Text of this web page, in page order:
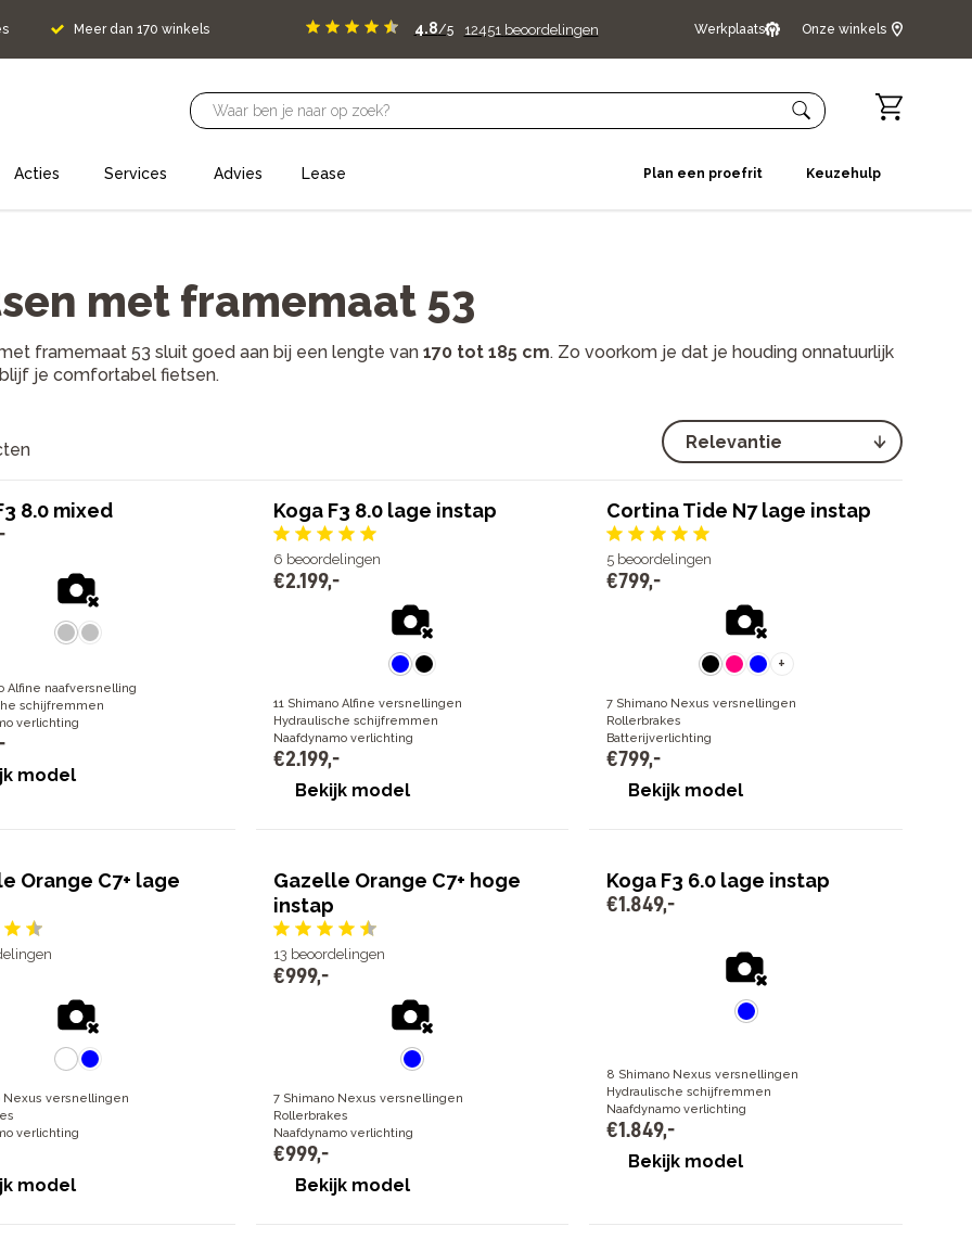
Meer dan 170 winkels 4.8/5 12451 beoordelingen Werkplaats Onze winkels
Acties Services Advies Lease Plan een proefrit Keuzehulp
met framemaat 53
framemaat 53 sluit goed aan bij een lengte van 170 tot 185 cm. Zo voorkom je dat je houding onnatuurlijk
je comfortabel fietsen.
8.0 mixed
-
Alfine naafversnelling
schijfremmen
verlichting
-
model
Koga F3 8.0 lage instap
6 beoordelingen
€2.199,-
11 Shimano Alfine versnellingen
Hydraulische schijfremmen
Naafdynamo verlichting
€2.199,-
Bekijk model
Cortina Tide N7 lage instap
5 beoordelingen
€799,-
+
7 Shimano Nexus versnellingen
Rollerbrakes
Batterijverlichting
€799,-
Bekijk model
Orange C7+ lage
Nexus versnellingen
verlichting
model
Gazelle Orange C7+ hoge
instap
13 beoordelingen
€999,-
7 Shimano Nexus versnellingen
Rollerbrakes
Naafdynamo verlichting
€999,-
Bekijk model
Koga F3 6.0 lage instap
€1.849,-
8 Shimano Nexus versnellingen
Hydraulische schijfremmen
Naafdynamo verlichting
€1.849,-
Bekijk model